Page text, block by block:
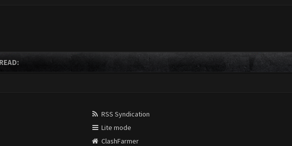
RSS Syndication
Lite mode
ClashFarmer